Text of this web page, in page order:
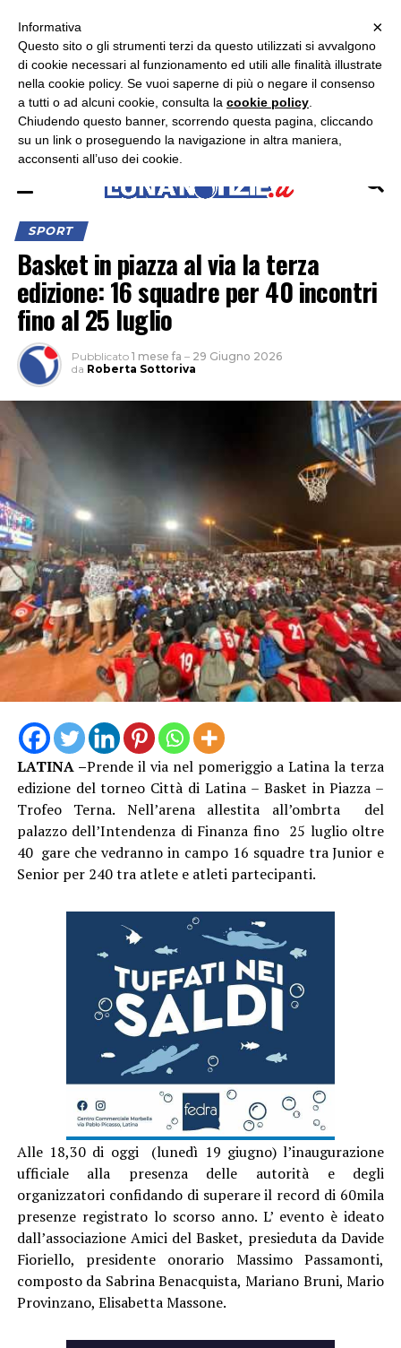
ASCOLTA RADIO LUNA
SPORT
Basket in piazza al via la terza
edizione: 16 squadre per 40 incontri
fino al 25 luglio
Pubblicato 1 mese fa – 29 Giugno 2026
da Roberta Sottoriva
LATINA –Prende il via nel pomeriggio a Latina la terza
edizione del torneo Città di Latina – Basket in Piazza –
Trofeo Terna. Nell’arena allestita all’ombrta del
palazzo dell’Intendenza di Finanza fino 25 luglio oltre
40 gare che vedranno in campo 16 squadre tra Junior e
Senior per 240 tra atlete e atleti partecipanti.
Alle 18,30 di oggi (lunedì 19 giugno) l’inaugurazione
ufficiale alla presenza delle autorità e degli
organizzatori confidando di superare il record di 60mila
presenze registrato lo scorso anno. L’ evento è ideato
dall’associazione Amici del Basket, presieduta da Davide
Fioriello, presidente onorario Massimo Passamonti,
composto da Sabrina Benacquista, Mariano Bruni, Mario
Provinzano, Elisabetta Massone.
×
×
Informativa
Questo sito o gli strumenti terzi da questo utilizzati si avvalgono
di cookie necessari al funzionamento ed utili alle finalità illustrate
nella cookie policy. Se vuoi saperne di più o negare il consenso
a tutti o ad alcuni cookie, consulta la cookie policy
Chiudendo questo banner, scorrendo questa pagina, cliccando
su un link o proseguendo la navigazione in altra maniera,
acconsenti all’uso dei cookie.